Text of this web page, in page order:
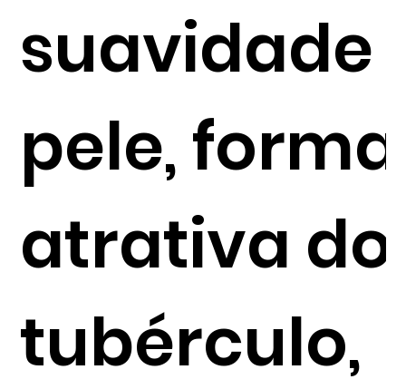
suavidade
pele, forma
atrativa do
tubérculo,